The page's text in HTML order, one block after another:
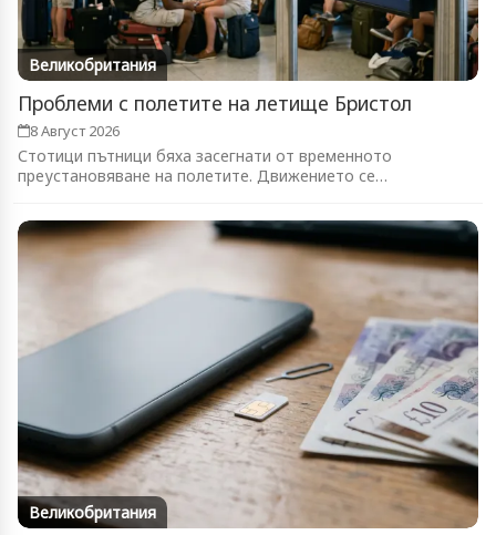
Великобритания
Проблеми с полетите на летище Бристол
8 Август 2026
Стотици пътници бяха засегнати от временното
преустановяване на полетите. Движението се
Великобритания